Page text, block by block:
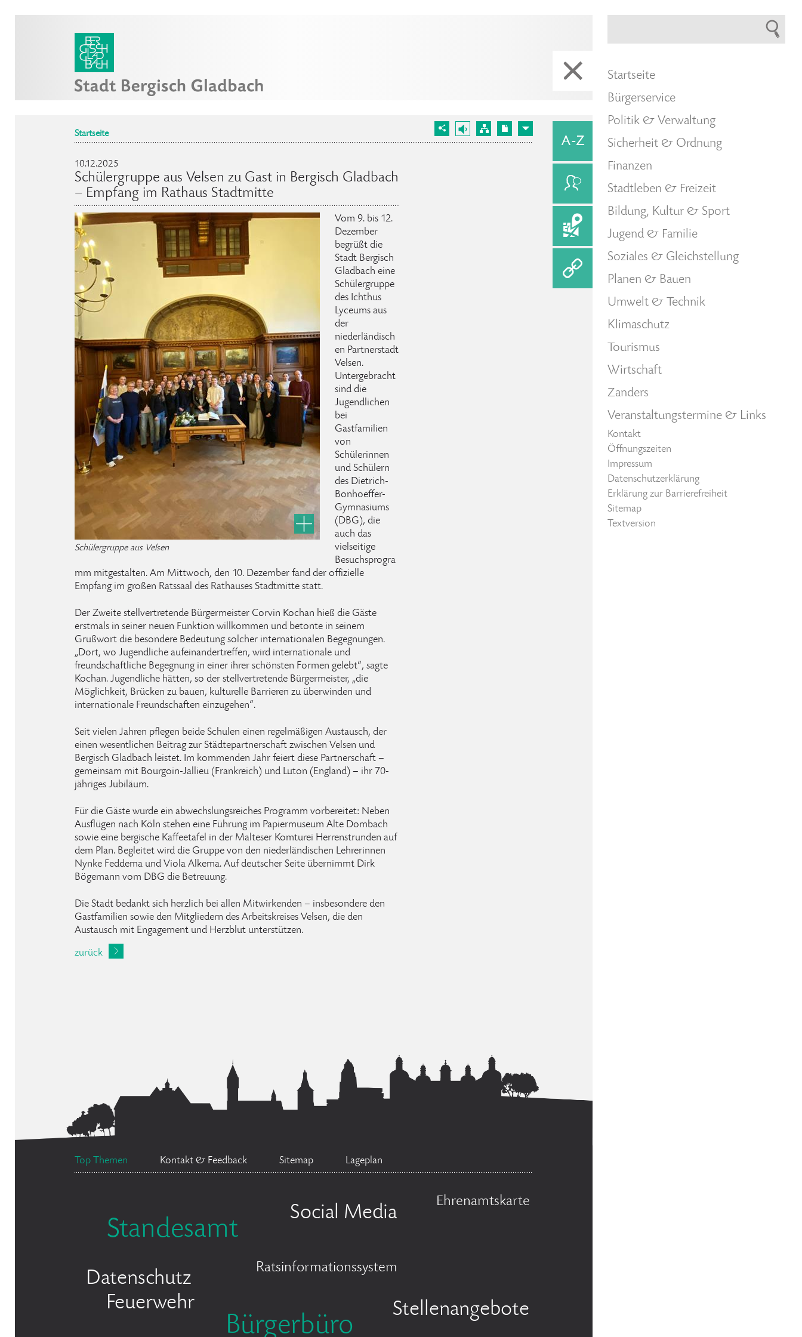
Startseite
10.12.2025
Schülergruppe aus Velsen zu Gast in Bergisch Gladbach
– Empfang im Rathaus Stadtmitte
Schülergruppe aus Velsen
Vom 9. bis 12.
Dezember
begrüßt die
Stadt Bergisch
Gladbach eine
Schülergruppe
des Ichthus
Lyceums aus
der
niederländisch
en Partnerstadt
Velsen.
Untergebracht
sind die
Jugendlichen
bei
Gastfamilien
von
Schülerinnen
und Schülern
des Dietrich-
Bonhoeffer-
Gymnasiums
(DBG), die
auch das
vielseitige
Besuchsprogra
mm mitgestalten. Am Mittwoch, den 10. Dezember fand der offizielle
Empfang im großen Ratssaal des Rathauses Stadtmitte statt.
Der Zweite stellvertretende Bürgermeister Corvin Kochan hieß die Gäste
erstmals in seiner neuen Funktion willkommen und betonte in seinem
Grußwort die besondere Bedeutung solcher internationalen Begegnungen.
„Dort, wo Jugendliche aufeinandertreffen, wird internationale und
freundschaftliche Begegnung in einer ihrer schönsten Formen gelebt“, sagte
Kochan. Jugendliche hätten, so der stellvertretende Bürgermeister, „die
Möglichkeit, Brücken zu bauen, kulturelle Barrieren zu überwinden und
internationale Freundschaften einzugehen“.
Seit vielen Jahren pflegen beide Schulen einen regelmäßigen Austausch, der
einen wesentlichen Beitrag zur Städtepartnerschaft zwischen Velsen und
Bergisch Gladbach leistet. Im kommenden Jahr feiert diese Partnerschaft –
gemeinsam mit Bourgoin-Jallieu (Frankreich) und Luton (England) – ihr 70-
jähriges Jubiläum.
Für die Gäste wurde ein abwechslungsreiches Programm vorbereitet: Neben
Ausflügen nach Köln stehen eine Führung im Papiermuseum Alte Dombach
sowie eine bergische Kaffeetafel in der Malteser Komturei Herrenstrunden auf
dem Plan. Begleitet wird die Gruppe von den niederländischen Lehrerinnen
Nynke Feddema und Viola Alkema. Auf deutscher Seite übernimmt Dirk
Bögemann vom DBG die Betreuung.
Die Stadt bedankt sich herzlich bei allen Mitwirkenden – insbesondere den
Gastfamilien sowie den Mitgliedern des Arbeitskreises Velsen, die den
Austausch mit Engagement und Herzblut unterstützen.
zurück
Top Themen Kontakt & Feedback Sitemap Lageplan
Standesamt
Social Media
Ehrenamtskarte
Datenschutz
Ratsinformationssystem
Feuerwehr
Bürgerbüro
Stellenangebote
Startseite
Bürgerservice
Politik & Verwaltung
Sicherheit & Ordnung
Finanzen
Stadtleben & Freizeit
Bildung, Kultur & Sport
Jugend & Familie
Soziales & Gleichstellung
Planen & Bauen
Umwelt & Technik
Klimaschutz
Tourismus
Wirtschaft
Zanders
Veranstaltungstermine & Links
Kontakt
Öffnungszeiten
Impressum
Datenschutzerklärung
Erklärung zur Barrierefreiheit
Sitemap
Textversion